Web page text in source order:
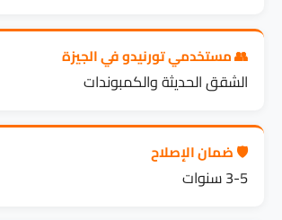
👥 مستخدمي تورنيدو في الجيزة
الشقق الحديثة والكمبوندات
🛡️ ضمان الإصلاح
3-5 سنوات